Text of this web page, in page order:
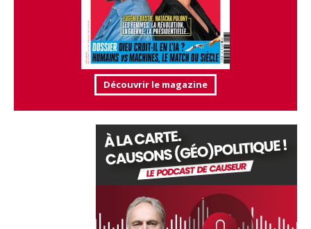
Découvrir le magazine